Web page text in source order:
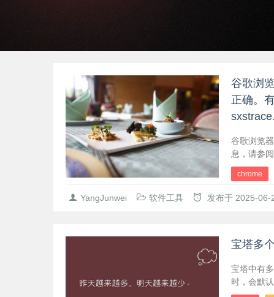
谷歌浏
正确。
谷歌浏览
息，请参
chrome
YangJunwei 软件工具 发布于 2025-06-
宝塔多
宝塔中有
时，会默